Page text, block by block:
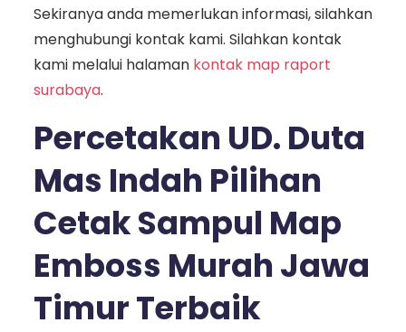
Sekiranya anda memerlukan informasi, silahkan
menghubungi kontak kami. Silahkan kontak
kami melalui halaman kontak map raport
surabaya.
Percetakan UD. Duta
Mas Indah Pilihan
Cetak Sampul Map
Emboss Murah Jawa
Timur Terbaik